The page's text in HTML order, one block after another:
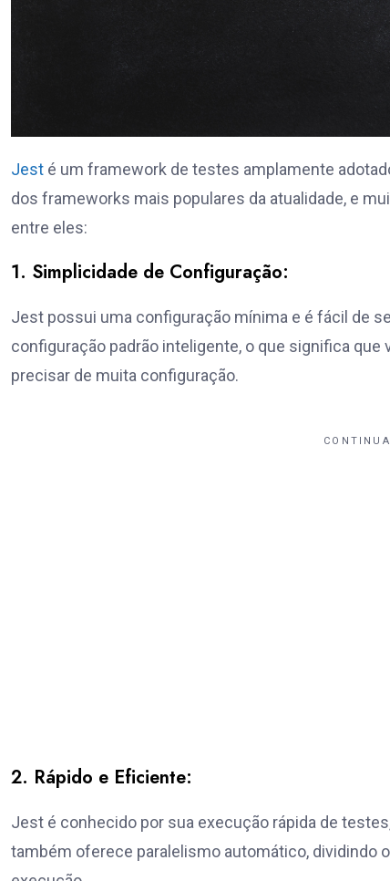
Jest é um framework de testes amplamente
dos frameworks mais populares da atualidade, e
entre eles:
1. Simplicidade de Configuração:
Jest possui uma configuração mínima e é fácil de
configuração padrão inteligente, o que significa
precisar de muita configuração.
2. Rápido e Eficiente:
Jest é conhecido por sua execução rápida de
também oferece paralelismo automático, dividindo